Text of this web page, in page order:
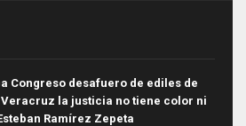
Congreso desafuero de ediles de
Veracruz la justicia no tiene color ni
Ramírez Zepeta